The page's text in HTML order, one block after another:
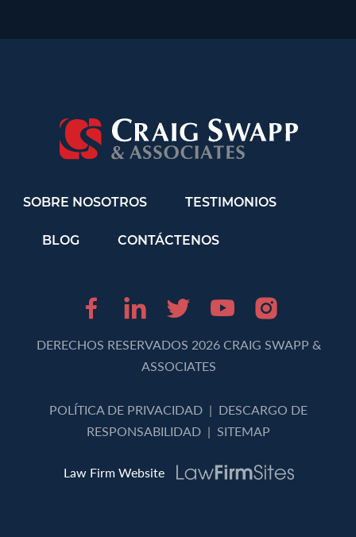
SOBRE NOSOTROS TESTIMONIOS
BLOG CONTÁCTENOS
Facebook (opens in
LinkedIn (opens
TwitterYoutube
DERECHOS RESERVADOS 2026 CRAIG SWAPP &
ASSOCIATES
POLÍTICA DE PRIVACIDAD | DESCARGO DE
RESPONSABILIDAD | SITEMAP
Law Firm Website